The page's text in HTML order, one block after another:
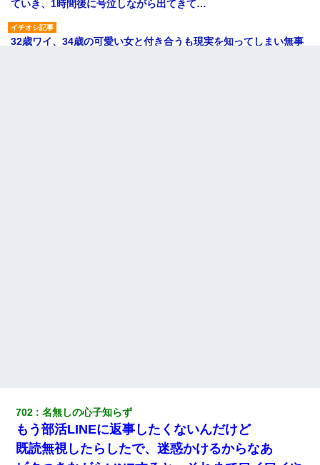
ていき、1時間後に号泣しながら出てきて…
32歳ワイ、34歳の可愛い女と付き合うも現実を知ってしまい無事
嘘をついてフリン旅行へ出かけた嫁→翌日、嫁「ただいま～」旦
那「娘がシんだよ。何度も連絡したのに…」嫁「えっ」→なん
と・・・
702 名無しの心子知らず
もう部活LINEに返事したくないんだけど
既読無視したらしたで、迷惑かけるからなあ